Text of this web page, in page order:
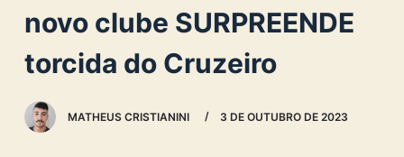
e
n
novo clube SURPREENDE
torcida do Cruzeiro
MATHEUS CRISTIANINI 3 DE OUTUBRO DE 2023